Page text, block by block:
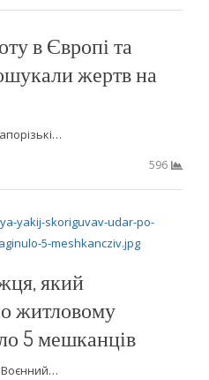
в Європі та
жертв на
596
який
житловому
5 мешканців
Воєнний…